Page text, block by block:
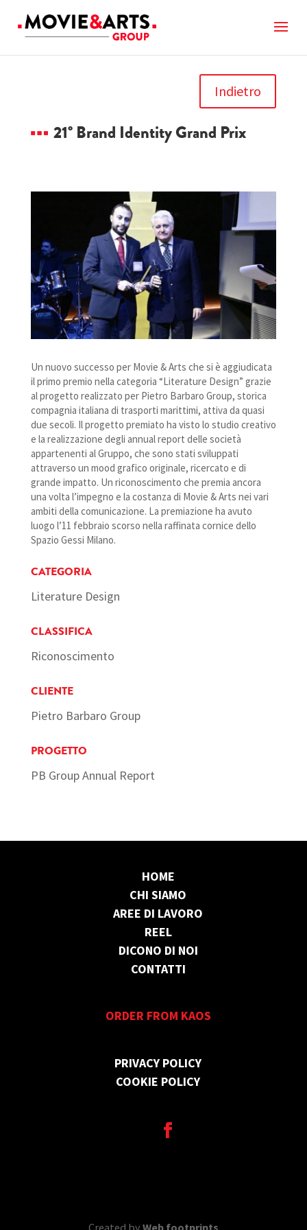
Indietro
21° Brand Identity Grand Prix
Un nuovo successo per Movie & Arts che si è aggiudicata
il primo premio nella categoria “Literature Design” grazie
al progetto realizzato per Pietro Barbaro Group, storica
compagnia italiana di trasporti marittimi, attiva da quasi
due secoli. Il progetto premiato ha visto lo studio creativo
e la realizzazione degli annual report delle società
appartenenti al Gruppo, che sono stati sviluppati
attraverso un mood grafico originale, ricercato e di
grande impatto. Un riconoscimento che premia ancora
una volta l’impegno e la costanza di Movie & Arts nei vari
ambiti della comunicazione. La premiazione ha avuto
luogo l’11 febbraio scorso nella raffinata cornice dello
Spazio Gessi Milano.
CATEGORIA
Literature Design
CLASSIFICA
Riconoscimento
CLIENTE
Pietro Barbaro Group
PROGETTO
PB Group Annual Report
HOME
CHI SIAMO
AREE DI LAVORO
REEL
DICONO DI NOI
CONTATTI
ORDER FROM KAOS
PRIVACY POLICY
COOKIE POLICY
Created by Web footprints